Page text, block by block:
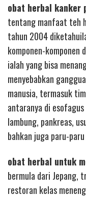
obat herbal kanker
tentang manfaat teh
tahun 2004
komponen-
ialah yang bisa
menyebabkan
manusia, termasuk
antaranya di
lambung, pankreas,
bahkan juga paru-
obat herbal untuk
bermula dari Jepang,
restoran kelas